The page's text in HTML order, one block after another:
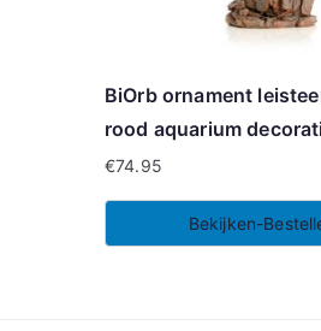
BiOrb ornament
rood aquarium
€74.95
Bekijken-